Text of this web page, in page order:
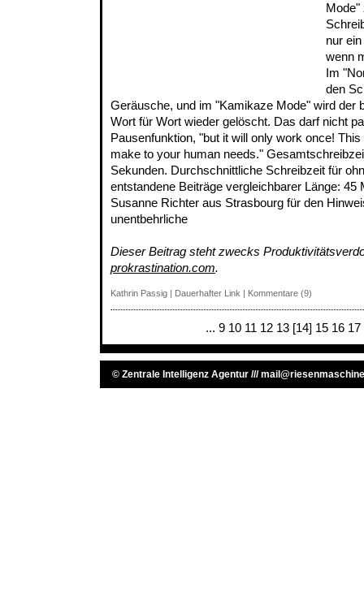
Mode"
nur
wenn
Im
den
Geräusche, und im "Kamikaze Mode" wird der
Wort für Wort wieder gelöscht. Das darf nicht
Pausenfunktion, "but it will only work once!
make to your human needs."
Sekunden. Durchschnittliche Schreibzeit für
entstandene Beiträge vergleichbarer Länge: 45
Susanne Richter aus Strasbourg für den
unentbehrliche
Dieser Beitrag steht zwecks
prokrastination.com.
Kathrin Passig | Dauerhafter Link | Kommentare (9)
... 9 10 11 12 13[14] 15 16 17
© Zentrale Intelligenz Agentur ///